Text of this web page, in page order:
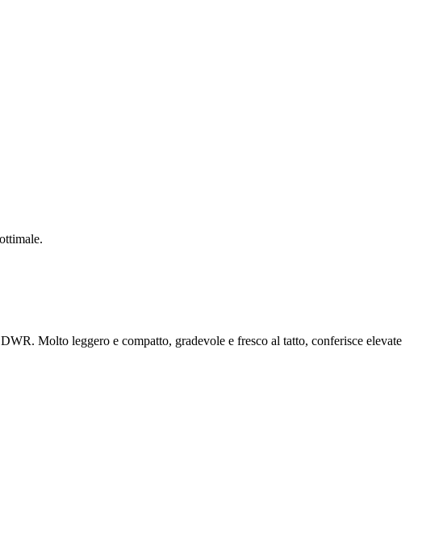
Molto leggero e compatto, gradevole e fresco al tatto, conferisce elevate